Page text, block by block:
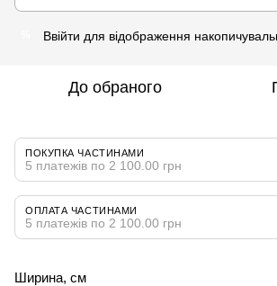
Ввійти для відображення
До обраного
ПОКУПКА ЧАСТИНАМИ
5 платежів по 2 100.00 грн
ОПЛАТА ЧАСТИНАМИ
5 платежів по 2 100.00 грн
Ширина, см